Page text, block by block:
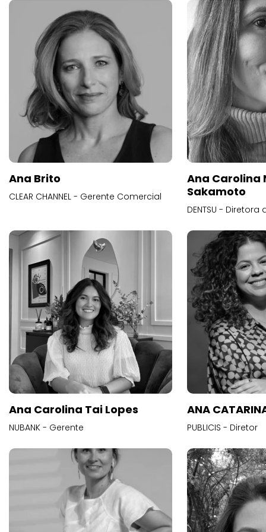
Ana Brito
CLEAR CHANNEL - Gerente Comercial
Ana Carolina
Sakamoto
DENTSU -
Ana Carolina Tai Lopes
NUBANK - Gerente
ANA
PUBLICIS - Diretor